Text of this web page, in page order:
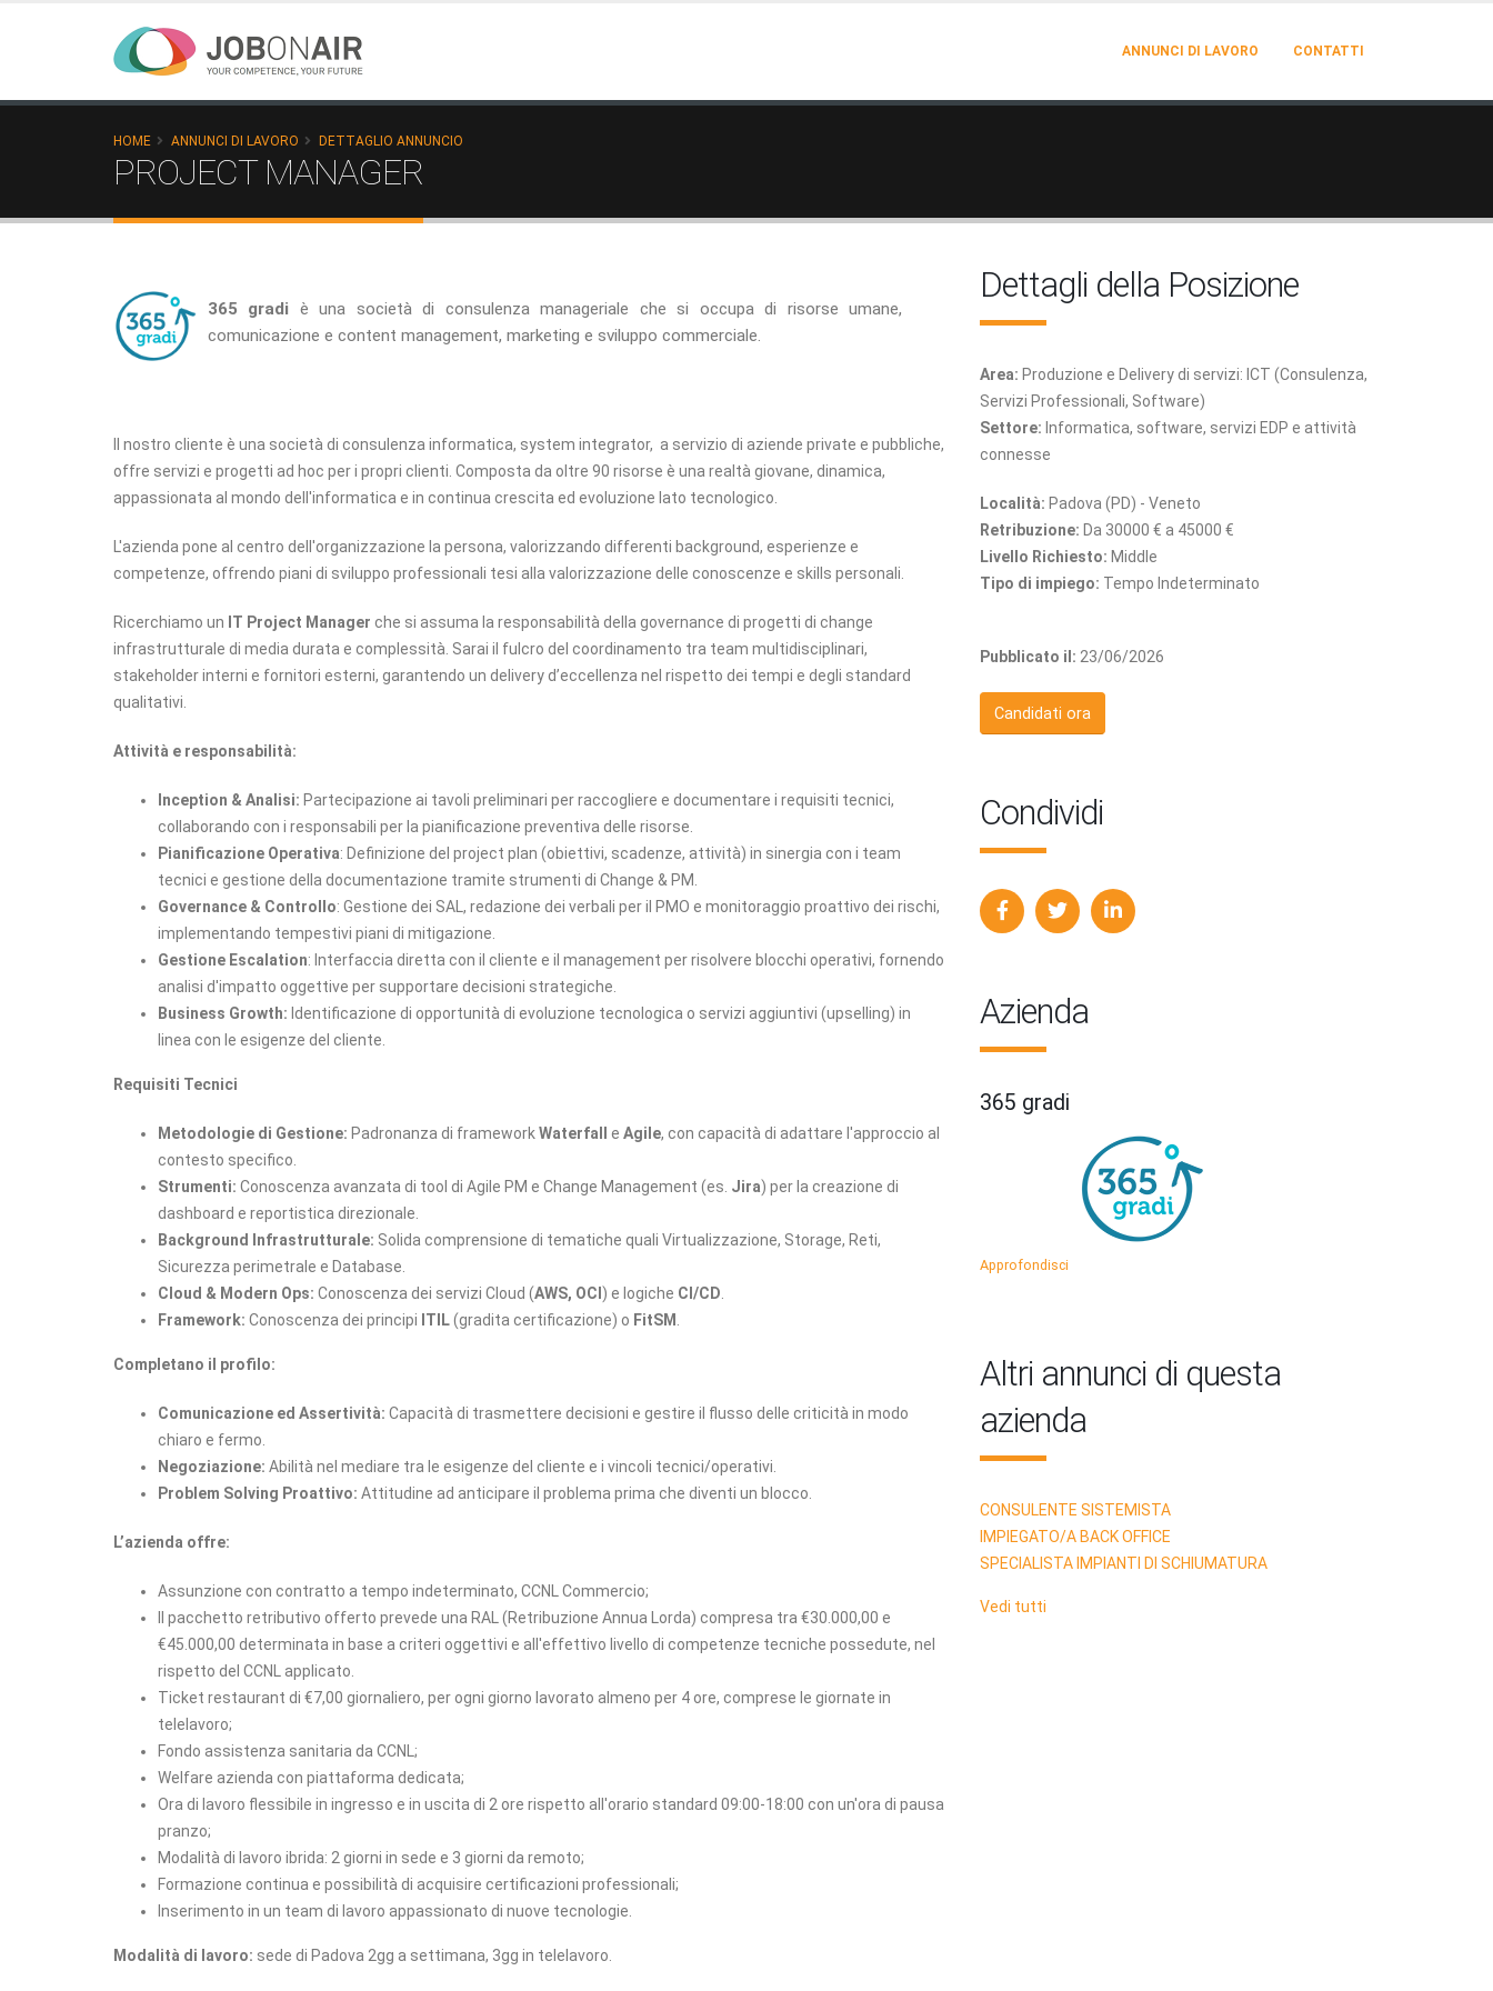
ANNUNCI DI LAVORO CONTATTI
HOME ANNUNCI DI LAVORO DETTAGLIO ANNUNCIO
PROJECT MANAGER
365 gradi è una società di consulenza manageriale che si occupa di risorse umane,
comunicazione e content management, marketing e sviluppo commerciale.
Il nostro cliente è una società di consulenza informatica, system integrator, a servizio di aziende private e pubbliche,
offre servizi e progetti ad hoc per i propri clienti. Composta da oltre 90 risorse è una realtà giovane, dinamica,
appassionata al mondo dell'informatica e in continua crescita ed evoluzione lato tecnologico.
L'azienda pone al centro dell'organizzazione la persona, valorizzando differenti background, esperienze e
competenze, offrendo piani di sviluppo professionali tesi alla valorizzazione delle conoscenze e skills personali.
Ricerchiamo un IT Project Manager che si assuma la responsabilità della governance di progetti di change
infrastrutturale di media durata e complessità. Sarai il fulcro del coordinamento tra team multidisciplinari,
stakeholder interni e fornitori esterni, garantendo un delivery d’eccellenza nel rispetto dei tempi e degli standard
qualitativi.
Attività e responsabilità:
Inception & Analisi: Partecipazione ai tavoli preliminari per raccogliere e documentare i requisiti tecnici,
collaborando con i responsabili per la pianificazione preventiva delle risorse.
Pianificazione Operativa: Definizione del project plan (obiettivi, scadenze, attività) in sinergia con i team
tecnici e gestione della documentazione tramite strumenti di Change & PM.
Governance & Controllo: Gestione dei SAL, redazione dei verbali per il PMO e monitoraggio proattivo dei rischi,
implementando tempestivi piani di mitigazione.
Gestione Escalation: Interfaccia diretta con il cliente e il management per risolvere blocchi operativi, fornendo
analisi d'impatto oggettive per supportare decisioni strategiche.
Business Growth: Identificazione di opportunità di evoluzione tecnologica o servizi aggiuntivi (upselling) in
linea con le esigenze del cliente.
Requisiti Tecnici
Metodologie di Gestione: Padronanza di frameworkWaterfall e Agile, con capacità di adattare l'approccio al
contesto specifico.
Strumenti: Conoscenza avanzata di tool di Agile PM e Change Management (es. Jira) per la creazione di
dashboard e reportistica direzionale.
Background Infrastrutturale: Solida comprensione di tematiche quali Virtualizzazione, Storage, Reti,
Sicurezza perimetrale e Database.
Cloud & Modern Ops: Conoscenza dei servizi Cloud (AWS, OCI ) e logiche CI/CD
Framework: Conoscenza dei principi ITIL(gradita certificazione) o FitSM
Completano il profilo:
Comunicazione ed Assertività: Capacità di trasmettere decisioni e gestire il flusso delle criticità in modo
chiaro e fermo.
Negoziazione: Abilità nel mediare tra le esigenze del cliente e i vincoli tecnici/operativi.
Problem Solving Proattivo: Attitudine ad anticipare il problema prima che diventi un blocco.
L’azienda offre:
Assunzione con contratto a tempo indeterminato, CCNL Commercio;
ll pacchetto retributivo offerto prevede una RAL (Retribuzione Annua Lorda) compresa tra €30.000,00 e
€45.000,00 determinata in base a criteri oggettivi e all'effettivo livello di competenze tecniche possedute, nel
rispetto del CCNL applicato.
Ticket restaurant di €7,00 giornaliero, per ogni giorno lavorato almeno per 4 ore, comprese le giornate in
telelavoro;
Fondo assistenza sanitaria da CCNL;
Welfare azienda con piattaforma dedicata;
Ora di lavoro flessibile in ingresso e in uscita di 2 ore rispetto all'orario standard 09:00-18:00 con un'ora di pausa
pranzo;
Modalità di lavoro ibrida: 2 giorni in sede e 3 giorni da remoto;
Formazione continua e possibilità di acquisire certificazioni professionali;
Inserimento in un team di lavoro appassionato di nuove tecnologie.
Modalità di lavoro: sede di Padova 2gg a settimana, 3gg in telelavoro.
Dettagli della Posizione
Area: Produzione e Delivery di servizi: ICT (Consulenza,
Servizi Professionali, Software)
Settore: Informatica, software, servizi EDP e attività
connesse
Località: Padova (PD) - Veneto
Retribuzione: Da 30000 € a 45000 €
Livello Richiesto: Middle
Tipo di impiego: Tempo Indeterminato
Pubblicato il: 23/06/2026
Candidati ora
Condividi
Azienda
365 gradi
Approfondisci
Altri annunci di questa
azienda
CONSULENTE SISTEMISTA
IMPIEGATO/A BACK OFFICE
SPECIALISTA IMPIANTI DI SCHIUMATURA
Vedi tutti